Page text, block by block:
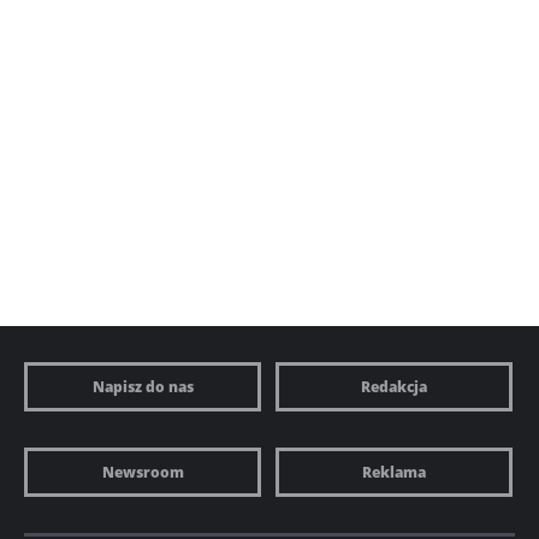
Napisz do nas Redakcja
Newsroom Reklama